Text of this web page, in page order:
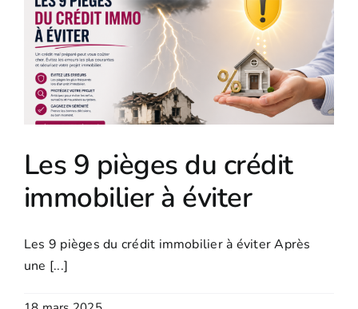
Les 9 pièges du crédit
immobilier à éviter
Les 9 pièges du crédit immobilier à éviter Après
une [...]